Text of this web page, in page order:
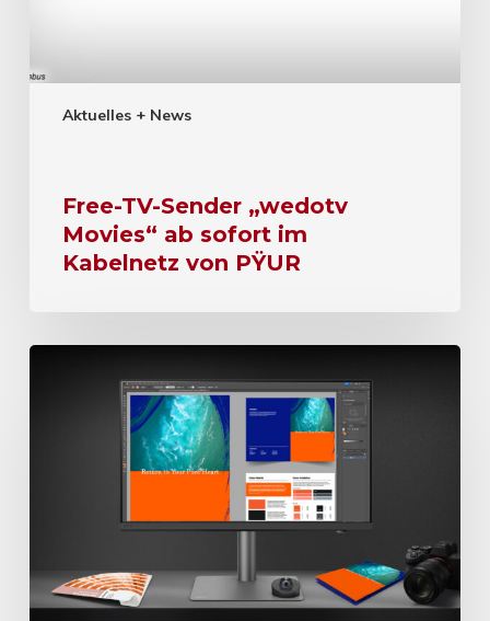
Aktuelles + News
Free-TV-Sender „wedotv
Movies“ ab sofort im
Kabelnetz von PŸUR